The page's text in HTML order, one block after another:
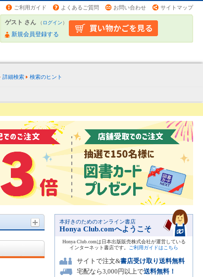
ご利用ガイド よくあるご質問 お問い合わせ サイトマップ
ゲスト さん （ログイン）
新規会員登録する
詳細検索 検索のヒント
本好きのためのオンライン書店
Honya Club.comへようこそ
Honya Club.comは日本出版販売株式会社が運営している
インターネット書店です。
ご利用ガイドはこちら
サイトで注文&書店受け取り送料無料
宅配なら3,000円以上で送料無料！